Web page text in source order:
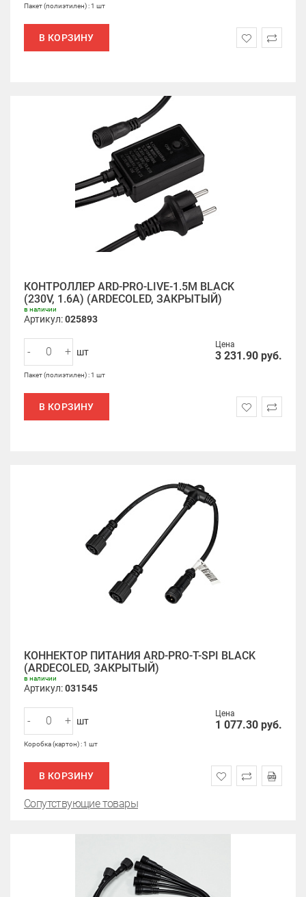
Пакет (полиэтилен) : 1 шт
В КОРЗИНУ
КОНТРОЛЛЕР ARD-PRO-LIVE-1.5M BLACK
(230V, 1.6A) (ARDECOLED, ЗАКРЫТЫЙ)
в наличии
Артикул:025893
Цена
3 231.90 руб.
- + шт
Пакет (полиэтилен) : 1 шт
В КОРЗИНУ
КОННЕКТОР ПИТАНИЯ ARD-PRO-T-SPI BLACK
(ARDECOLED, ЗАКРЫТЫЙ)
в наличии
Артикул:031545
Цена
1 077.30 руб.
- + шт
Коробка (картон) : 1 шт
В КОРЗИНУ
Сопутствующие товары